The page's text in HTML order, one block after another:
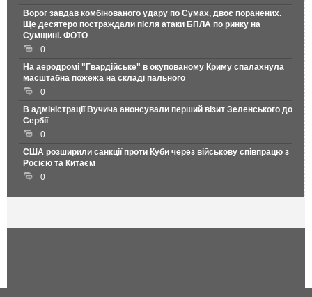
Ворог завдав комбінованого удару по Сумах, двоє поранених.
Ще десятеро постраждали після атаки БПЛА по ринку на
Сумщині. ФОТО
0
На аеродромі "Гвардійське" в окупованому Криму спалахнула
масштабна пожежа на складі пального
0
В адміністрації Вучича анонсували перший візит Зеленського до
Сербії
0
США розширили санкції проти Куби через військову співпрацю з
Росією та Китаєм
0